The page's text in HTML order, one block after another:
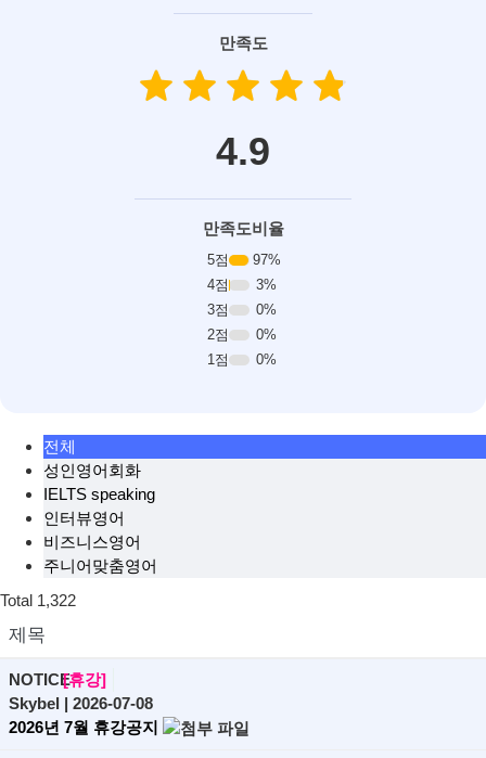
만족도
star
star star
star star
star star
star star
star
4.9
만족도비율
5점
97%
4점
3%
3점
0%
2점
0%
1점
0%
전체
성인영어회화
IELTS speaking
인터뷰영어
비즈니스영어
주니어맞춤영어
Total 1,322
제목
NOTICE[휴강]
Skybel | 2026-07-08
2026년 7월 휴강공지